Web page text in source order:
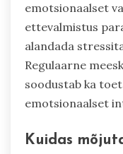
emotsionaalset
ettevalmistus
alandada
Regulaarne
soodustab ka
emotsionaalset
Kuidas